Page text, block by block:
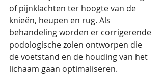
of pijnklachten ter hoogte van de
knieën, heupen en rug. Als
behandeling worden er corrigerende
podologische zolen ontworpen die
de voetstand en de houding van het
lichaam gaan optimaliseren.